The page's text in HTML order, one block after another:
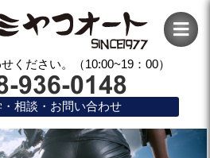
ください。（10:00~19：00）
相談・お問い合わせ